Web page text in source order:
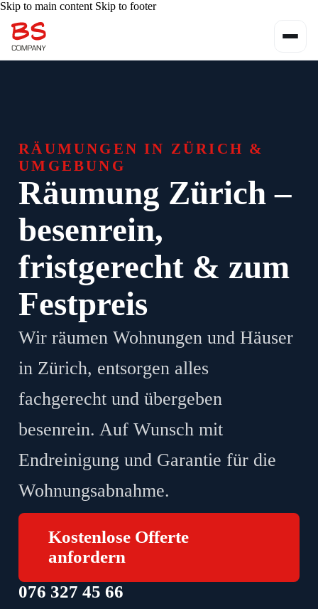
Skip to main content Skip to footer
RÄUMUNGEN IN ZÜRICH &
UMGEBUNG
Räumung Zürich –
besenrein,
fristgerecht & zum
Festpreis
Wir räumen Wohnungen und Häuser
in Zürich, entsorgen alles
fachgerecht und übergeben
besenrein. Auf Wunsch mit
Endreinigung und Garantie für die
Wohnungsabnahme.
Kostenlose Offerte
anfordern
076 327 45 66